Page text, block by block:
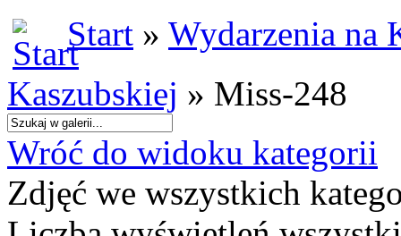
Start » Wydarzenia na
Kaszubskiej » Miss-248
Wróć do widoku kategorii
Zdjęć we wszystkich